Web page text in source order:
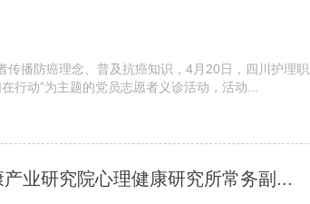
传播防癌理念、普及抗癌知识，4月20日，四川护理
动”为主题的党员志愿者义诊活动，活动...
业研究院心理健康研究所常务副...